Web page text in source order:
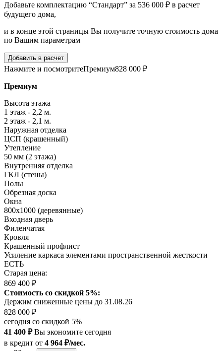
Добавьте комплектацию “Стандарт” за 536 000 ₽ в расчет
будущего дома,
и в конце этой страницы Вы получите точную стоимость дома
по Вашим параметрам
Добавить в расчет
Нажмите и посмотритеПремиум828 000 ₽
Премиум
Высота этажа
1 этаж - 2,2 м.
2 этаж - 2,1 м.
Наружная отделка
ЦСП (крашенный)
Утепление
50 мм (2 этажа)
Внутренняя отделка
ГКЛ (стены)
Полы
Обрезная доска
Окна
800х1000 (деревянные)
Входная дверь
Филенчатая
Кровля
Крашенный профлист
Усиление каркаса элементами пространственной жесткости
ЕСТЬ
Старая цена:
869 400 ₽
Стоимость со скидкой 5%:
Держим сниженные цены до 31.08.26
828 000 ₽
сегодня со скидкой 5%
41 400 ₽Вы экономите сегодня
в кредит от 4 964 ₽/мес.